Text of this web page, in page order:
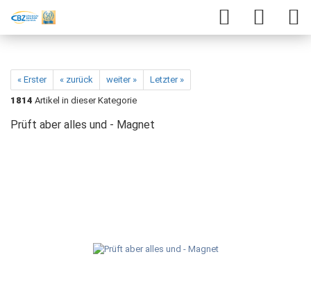
« Erster « zurück weiter »
Letzter »
1814 Artikel in dieser Kategorie
Prüft aber alles und - Magnet